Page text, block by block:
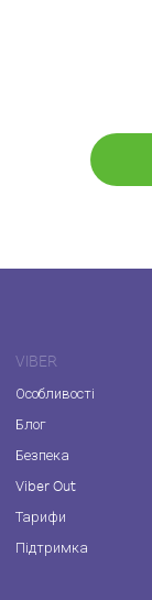
VIBER
Особливості
Блог
Безпека
Viber Out
Тарифи
Підтримка